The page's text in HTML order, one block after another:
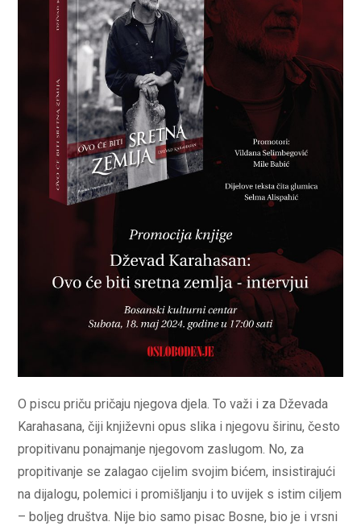
O piscu priču pričaju njegova djela. To važi i za Dževada
Karahasana, čiji književni opus slika i njegovu širinu, često
propitivanu ponajmanje njegovom zaslugom. No, za
propitivanje se zalagao cijelim svojim bićem, insistirajući
na dijalogu, polemici i promišljanju i to uvijek s istim ciljem
– boljeg društva. Nije bio samo pisac Bosne, bio je i vrsni